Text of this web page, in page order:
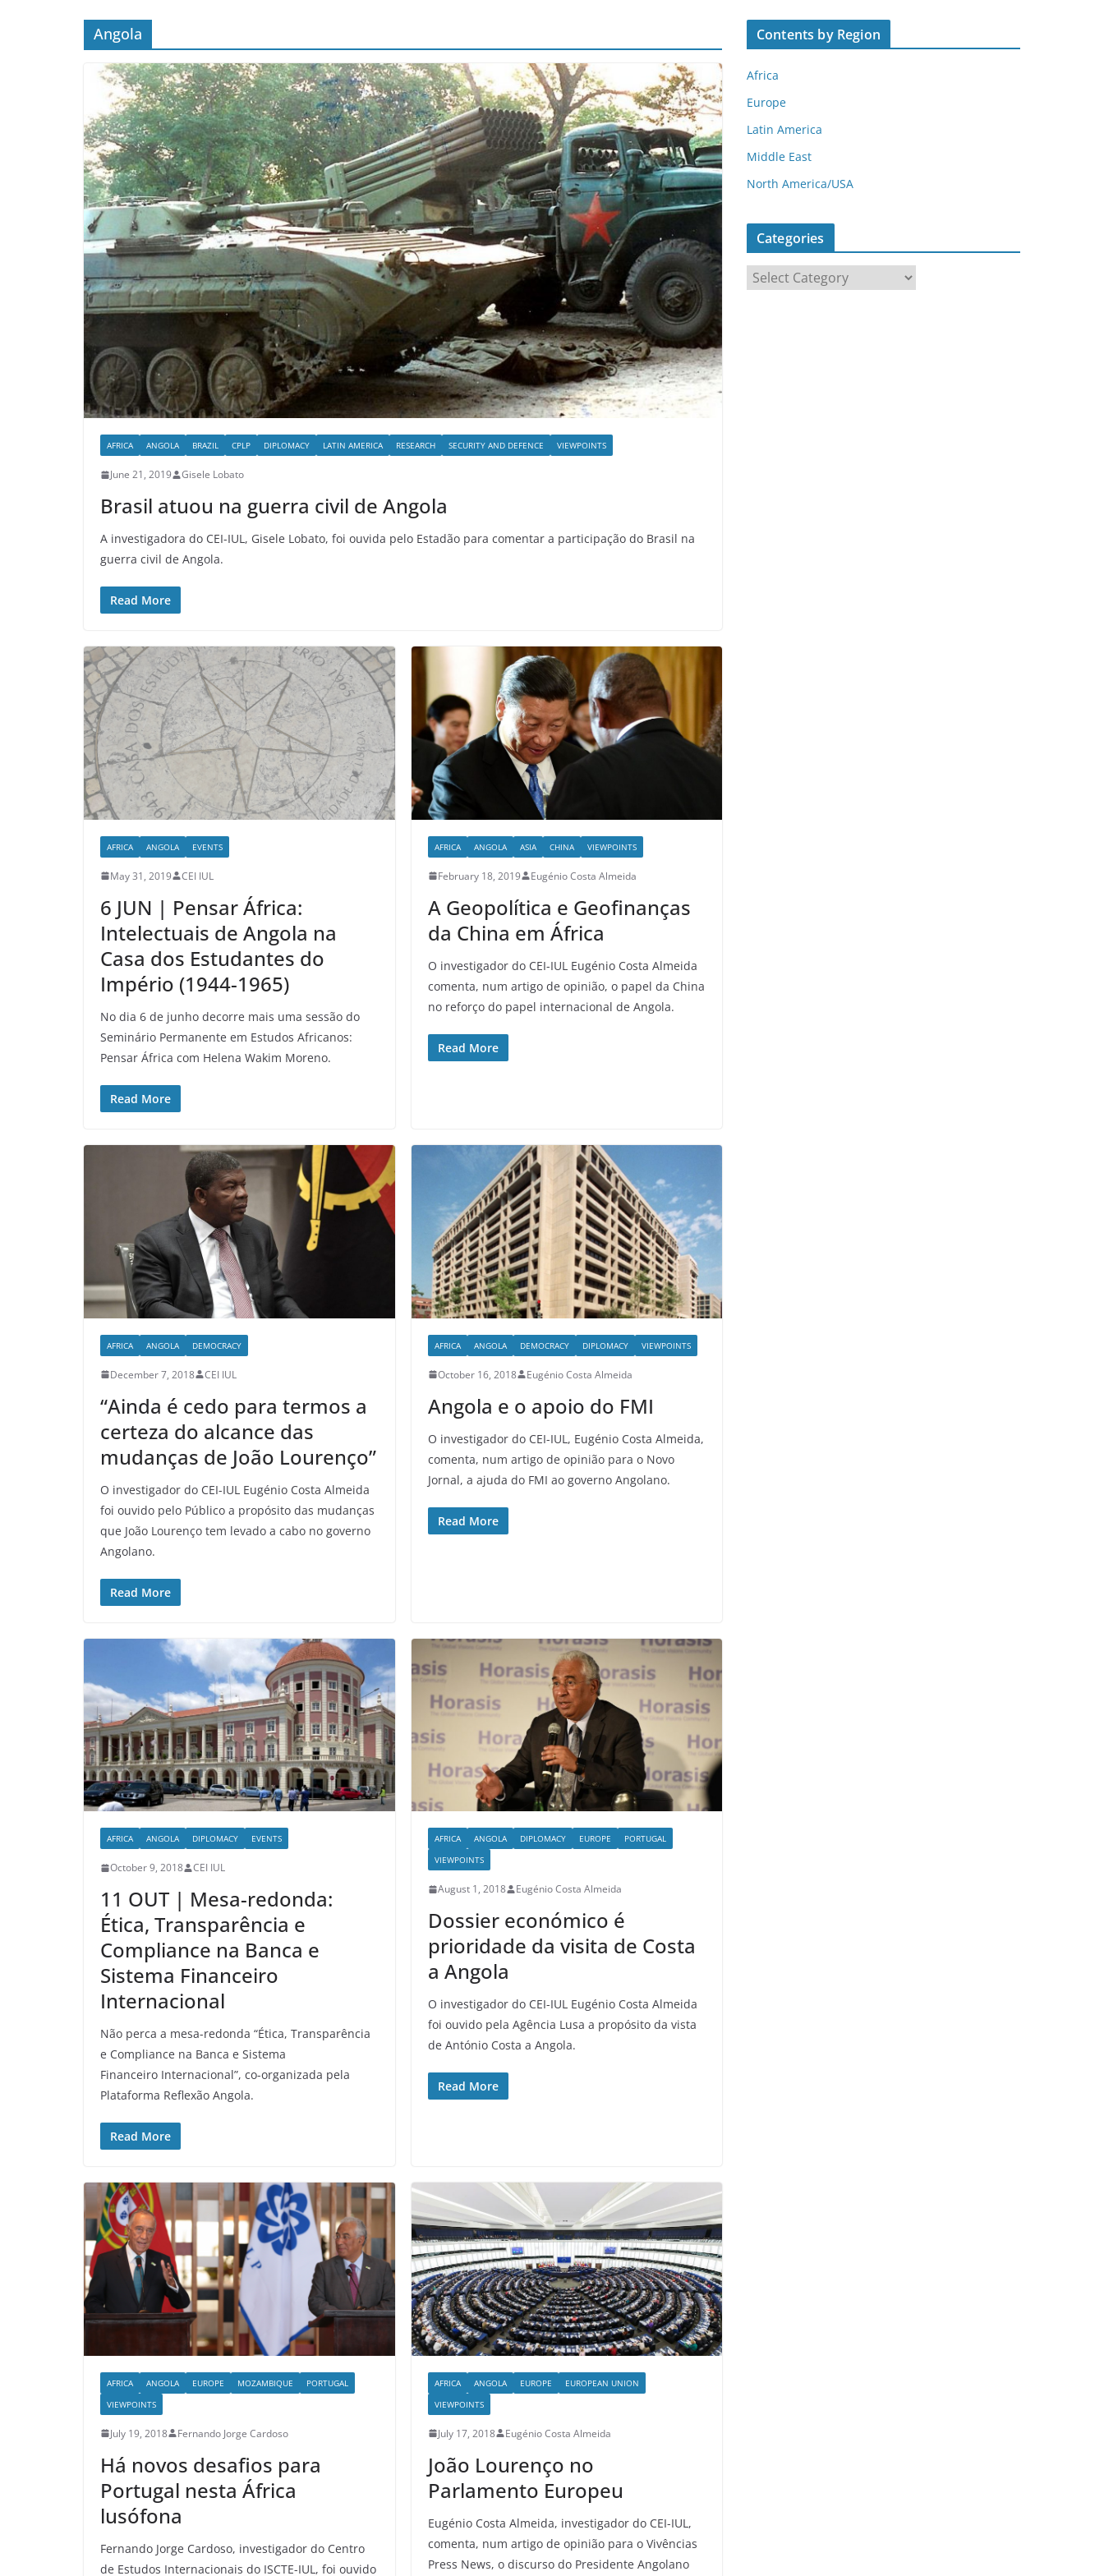
Angola
AFRICA ANGOLA BRAZIL CPLP DIPLOMACY LATIN AMERICA RESEARCH SECURITY AND DEFENCE VIEWPOINTS
June 21, 2019 Gisele Lobato
Brasil atuou na guerra civil de Angola
A investigadora do CEI-IUL, Gisele Lobato, foi ouvida pelo Estadão para comentar a participação do Brasil na
guerra civil de Angola.
Read More
AFRICA ANGOLA EVENTS
May 31, 2019 CEI IUL
6 JUN | Pensar África:
Intelectuais de Angola na
Casa dos Estudantes do
Império (1944-1965)
No dia 6 de junho decorre mais uma sessão do
Seminário Permanente em Estudos Africanos:
Pensar África com Helena Wakim Moreno.
Read More
AFRICA ANGOLA ASIA CHINA VIEWPOINTS
February 18, 2019 Eugénio Costa Almeida
A Geopolítica e Geofinanças
da China em África
O investigador do CEI-IUL Eugénio Costa Almeida
comenta, num artigo de opinião, o papel da China
no reforço do papel internacional de Angola.
Read More
AFRICA ANGOLA DEMOCRACY
December 7, 2018 CEI IUL
“Ainda é cedo para termos a
certeza do alcance das
mudanças de João Lourenço”
O investigador do CEI-IUL Eugénio Costa Almeida
foi ouvido pelo Público a propósito das mudanças
que João Lourenço tem levado a cabo no governo
Angolano.
Read More
AFRICA ANGOLA DEMOCRACY DIPLOMACY VIEWPOINTS
October 16, 2018 Eugénio Costa Almeida
Angola e o apoio do FMI
O investigador do CEI-IUL, Eugénio Costa Almeida,
comenta, num artigo de opinião para o Novo
Jornal, a ajuda do FMI ao governo Angolano.
Read More
AFRICA ANGOLA DIPLOMACY EVENTS
October 9, 2018 CEI IUL
11 OUT | Mesa-redonda:
Ética, Transparência e
Compliance na Banca e
Sistema Financeiro
Internacional
Não perca a mesa-redonda “Ética, Transparência
e Compliance na Banca e Sistema
Financeiro Internacional”, co-organizada pela
Plataforma Reflexão Angola.
Read More
AFRICA ANGOLA DIPLOMACY EUROPE
PORTUGAL
VIEWPOINTS
August 1, 2018 Eugénio Costa Almeida
Dossier económico é
prioridade da visita de Costa
a Angola
O investigador do CEI-IUL Eugénio Costa Almeida
foi ouvido pela Agência Lusa a propósito da vista
de António Costa a Angola.
Read More
AFRICA ANGOLA EUROPE MOZAMBIQUE
PORTUGAL
VIEWPOINTS
July 19, 2018 Fernando Jorge Cardoso
Há novos desafios para
Portugal nesta África
lusófona
Fernando Jorge Cardoso, investigador do Centro
de Estudos Internacionais do ISCTE-IUL, foi ouvido
AFRICA ANGOLA EUROPE
EUROPEAN UNION
VIEWPOINTS
July 17, 2018 Eugénio Costa Almeida
João Lourenço no
Parlamento Europeu
Eugénio Costa Almeida, investigador do CEI-IUL,
comenta, num artigo de opinião para o Vivências
Press News, o discurso do Presidente Angolano
Contents by Region
Africa
Europe
Latin America
Middle East
North America/USA
Categories